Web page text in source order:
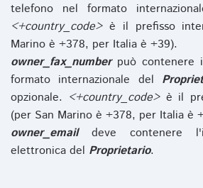
telefono nel formato
<+country_code>è il prefisso
Marino è +378, per Italia è +39).
owner_fax_numberpuò contenere
formato internazionale del
opzionale. <+country_code>è il
(per San Marino è +378, per Italia è
owner_emaildeve contenere
elettronica del Proprietario.